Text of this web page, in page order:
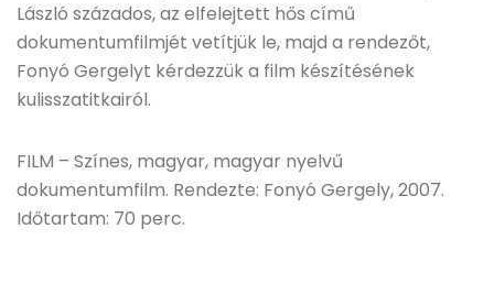
László százados, az elfelejtett hős című
dokumentumfilmjét vetítjük le, majd a rendezőt,
Fonyó Gergelyt kérdezzük a film készítésének
kulisszatitkairól.
FILM – Színes, magyar, magyar nyelvű
dokumentumfilm. Rendezte: Fonyó Gergely, 2007.
Időtartam: 70 perc.